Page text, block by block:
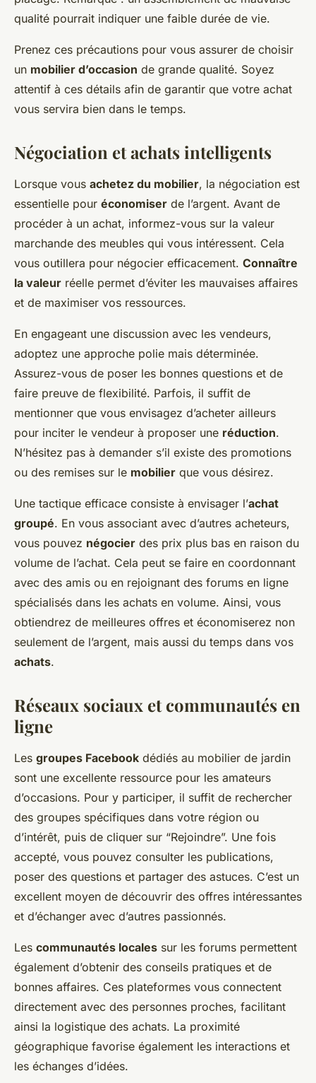
qualité pourrait indiquer une faible durée de vie.
Prenez ces précautions pour vous assurer de choisir
un mobilier d’occasion de grande qualité. Soyez
attentif à ces détails afin de garantir que votre achat
vous servira bien dans le temps.
Négociation et achats intelligents
Lorsque vous achetez du mobilier, la négociation est
essentielle pour économiser de l’argent. Avant de
procéder à un achat, informez-vous sur la valeur
marchande des meubles qui vous intéressent. Cela
vous outillera pour négocier efficacement. Connaître
la valeur réelle permet d’éviter les mauvaises affaires
et de maximiser vos ressources.
En engageant une discussion avec les vendeurs,
adoptez une approche polie mais déterminée.
Assurez-vous de poser les bonnes questions et de
faire preuve de flexibilité. Parfois, il suffit de
mentionner que vous envisagez d’acheter ailleurs
pour inciter le vendeur à proposer une réduction.
N’hésitez pas à demander s’il existe des promotions
ou des remises sur le mobilier que vous désirez.
Une tactique efficace consiste à envisager l’achat
groupé. En vous associant avec d’autres acheteurs,
vous pouvez négocier des prix plus bas en raison du
volume de l’achat. Cela peut se faire en coordonnant
avec des amis ou en rejoignant des forums en ligne
spécialisés dans les achats en volume. Ainsi, vous
obtiendrez de meilleures offres et économiserez non
seulement de l’argent, mais aussi du temps dans vos
achats.
Réseaux sociaux et communautés en
ligne
Les groupes Facebook dédiés au mobilier de jardin
sont une excellente ressource pour les amateurs
d’occasions. Pour y participer, il suffit de rechercher
des groupes spécifiques dans votre région ou
d’intérêt, puis de cliquer sur “Rejoindre”. Une fois
accepté, vous pouvez consulter les publications,
poser des questions et partager des astuces. C’est un
excellent moyen de découvrir des offres intéressantes
et d’échanger avec d’autres passionnés.
Les communautés locales sur les forums permettent
également d’obtenir des conseils pratiques et de
bonnes affaires. Ces plateformes vous connectent
directement avec des personnes proches, facilitant
ainsi la logistique des achats. La proximité
géographique favorise également les interactions et
les échanges d’idées.